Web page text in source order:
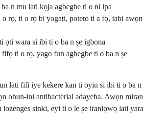
n mu lati kọja agbegbe ti o ni ipa
rọ, ti o rọ bi yogati, poteto ti a fọ, tabi awọn
ọti wara si ibi ti o ba n ṣe igbona
fifọ ti o rọ, yago fun agbegbe ti o ba n ṣe
lati fifi iye kekere kan ti oyin si ibi ti o ba n
ohun-ini antibacterial adayeba. Awọn miran
sinki, eyi ti o le ṣe iranlọwọ lati yara